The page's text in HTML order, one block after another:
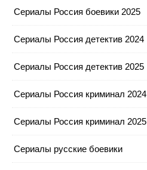
Сериалы Россия боевики 2025
Сериалы Россия детектив 2024
Сериалы Россия детектив 2025
Сериалы Россия криминал 2024
Сериалы Россия криминал 2025
Сериалы русские боевики